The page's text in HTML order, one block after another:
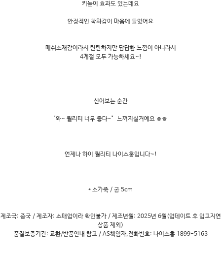
키높이 효과도 있는데요
안정적인 착화감이 마음에 들었어요
메쉬소재감이라서 탄탄하지만 답답한 느낌이 아니라서
4계절 모두 가능하세요~!
신어보는 순간
"와~ 퀄리티 너무 좋다~" 느껴지실거예요 ㅎㅎ
언제나 하이 퀄리티 나이스홍입니다~!
* 소가죽 / 굽 5cm
제조국: 중국 / 제조자: 소매업이라 확인불가 / 제조년월: 2025년 6월(업데이트 후 입고지연
상품 제외)
품질보증기간: 교환/반품안내 참고 / AS책임자,전화번호: 나이스홍 1899-5163